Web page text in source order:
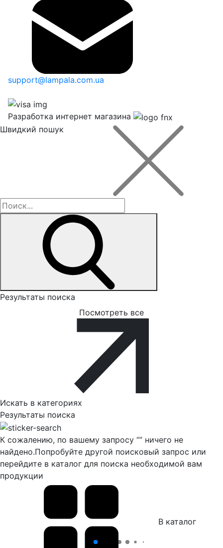
support@lampala.com.ua
Разработка интернет магазина
Швидкий пошук
Результаты поиска
Посмотреть все
Искать в категориях
Результаты поиска
К сожалению, по вашему запросу “” ничего не
найдено.Попробуйте другой поисковый запрос или
перейдите в каталог для поиска необходимой вам
продукции
В каталог